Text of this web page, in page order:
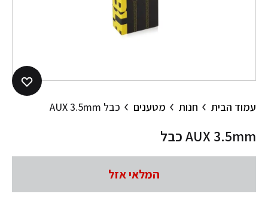
עמוד הבית חנות מטענים כבל AUX 3.5mm
כבל AUX 3.5mm
המלאי אזל